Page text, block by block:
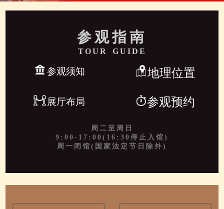
参观指南
TOUR GUIDE
参观须知 地理位置
展厅布局 参观预约
周二至周日
9:00-17:00(16:30停止入馆)
周一闭馆(国家法定节日除外)